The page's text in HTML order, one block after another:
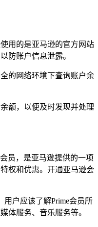
用的是亚马逊的官方网站
防账户信息泄露。
的网络环境下查询账户余
额，以便及时发现并处理
员，是亚马逊提供的一项
权和优惠。开通亚马逊会
用户应该了解Prime会员所
体服务、音乐服务等。